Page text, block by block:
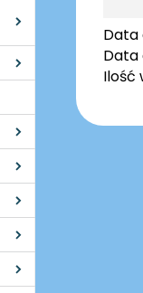
Data
Data
Ilość